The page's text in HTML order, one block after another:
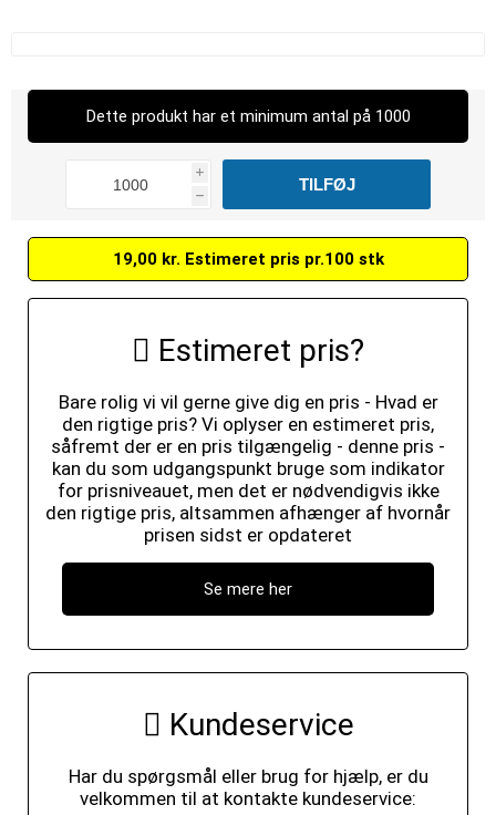
Dette produkt har et minimum antal på 1000
i
h
19,00 kr. Estimeret pris pr.100 stk
Estimeret pris?
Bare rolig vi vil gerne give dig en pris - Hvad er
den rigtige pris? Vi oplyser en estimeret pris,
såfremt der er en pris tilgængelig - denne pris -
kan du som udgangspunkt bruge som indikator
for prisniveauet, men det er nødvendigvis ikke
den rigtige pris, altsammen afhænger af hvornår
prisen sidst er opdateret
Se mere her
Kundeservice
Har du spørgsmål eller brug for hjælp, er du
velkommen til at kontakte kundeservice: